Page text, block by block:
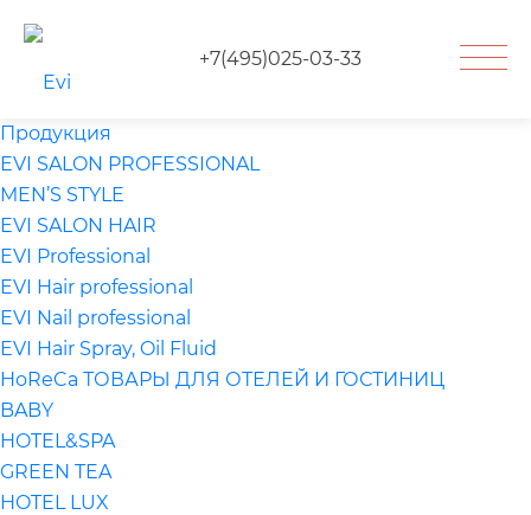
+7(495)025-03-33
Продукция
EVI SALON PROFESSIONAL
MEN’S STYLE
EVI SALON HAIR
EVI Professional
EVI Hair professional
EVI Nail professional
EVI Hair Spray, Oil Fluid
HoReCa ТОВАРЫ ДЛЯ ОТЕЛЕЙ И ГОСТИНИЦ
BABY
HOTEL&SPA
GREEN TEA
HOTEL LUX